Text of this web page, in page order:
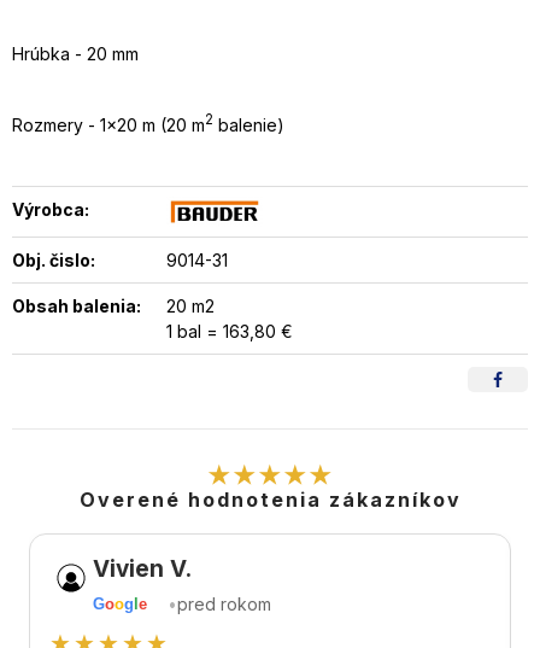
Hrúbka - 20 mm
Rozmery - 1x20 m (20 m2 balenie)
Výrobca:
Obj. čislo: 9014-31
Obsah balenia:
20 m2
1 bal = 163,80 €
★★★★★
Overené hodnotenia zákazníkov
Vivien V.
Goog le •pred rokom